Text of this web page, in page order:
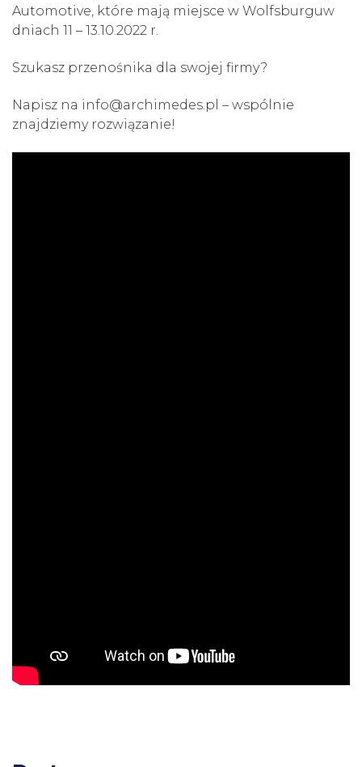
Automotive, które mają miejsce w Wolfsburguw
dniach 11 – 13.10.2022 r.
Szukasz przenośnika dla swojej firmy?
Napisz na info@archimedes.pl – wspólnie
znajdziemy rozwiązanie!